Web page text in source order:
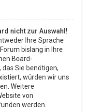
nicht zur Auswahl!
Ihre Sprache
bislang in Ihre
Board-
Sie benötigen,
würden wir uns
Weitere
von
werden.